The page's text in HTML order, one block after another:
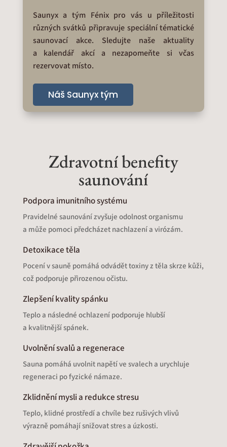
Saunyx a tým Fénix pro vás u příležitosti
různých svátků připravuje speciální tématické
saunovací akce. Sledujte naše aktuality
a kalendář akcí a nezapomeňte si včas
rezervovat místo.
Náš Saunyx tým
Zdravotní benefity
saunování
Podpora imunitního systému
Pravidelné saunování zvyšuje odolnost organismu
a může pomoci předcházet nachlazení a virózám.
Detoxikace těla
Pocení v sauně pomáhá odvádět toxiny z těla skrze kůži,
což podporuje přirozenou očistu.
Zlepšení kvality spánku
Teplo a následné ochlazení podporuje hlubší
a kvalitnější spánek.
Uvolnění svalů a regenerace
Sauna pomáhá uvolnit napětí ve svalech a urychluje
regeneraci po fyzické námaze.
Zklidnění mysli a redukce stresu
Teplo, klidné prostředí a chvíle bez rušivých vlivů
výrazně pomáhají snižovat stres a úzkosti.